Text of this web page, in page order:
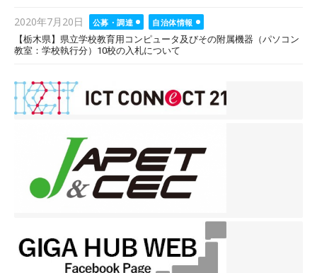
Posted
on
2020年7月20日 公募・調達
自治体情報
【栃木県】県立学校教育用コンピュータ及びその附属機器（パソコン
教室：学校執行分）10校の入札について